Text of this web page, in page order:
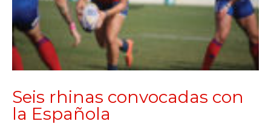
Seis rhinas convocadas con
la Española